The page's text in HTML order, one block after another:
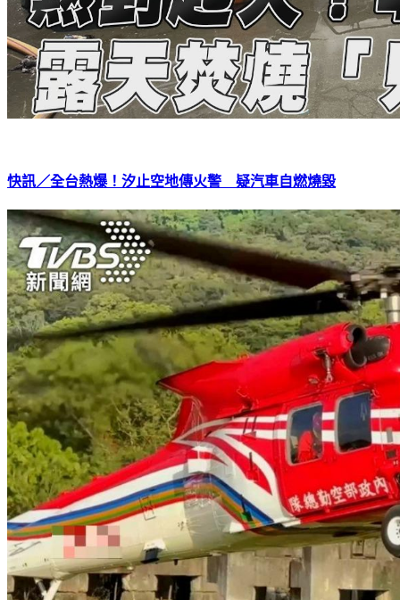
快訊／全台熱爆！汐止空地傳火警 疑汽車自燃燒毀